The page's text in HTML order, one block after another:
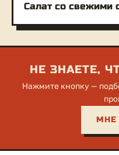
Салат со свежими
НЕ ЗНАЕТЕ,
Нажмите кнопку —
МНЕ